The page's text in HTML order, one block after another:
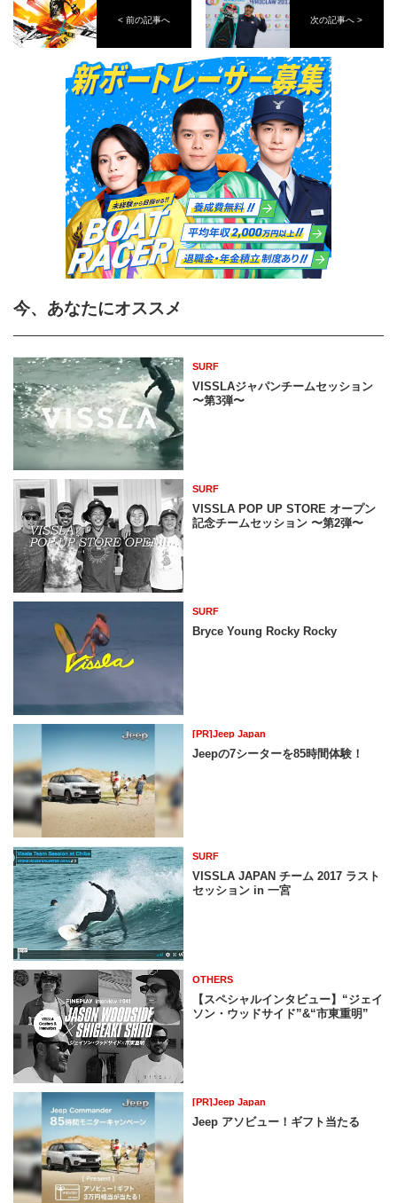
< 前の記事へ 次の記事へ >
今、あなたにオススメ
SURF
VISSLAジャパンチームセッション
〜第3弾〜
SURF
VISSLA POP UP STORE オープン
記念チームセッション 〜第2弾〜
SURF
Bryce Young Rocky Rocky
[PR]Jeep Japan
Jeepの7シーターを85時間体験！
SURF
VISSLA JAPAN チーム 2017 ラスト
セッション in 一宮
OTHERS
【スペシャルインタビュー】“ジェイ
ソン・ウッドサイド”&“市東重明”
[PR]Jeep Japan
Jeep アソビュー！ギフト当たる